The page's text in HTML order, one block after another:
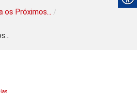
os Próximos... /